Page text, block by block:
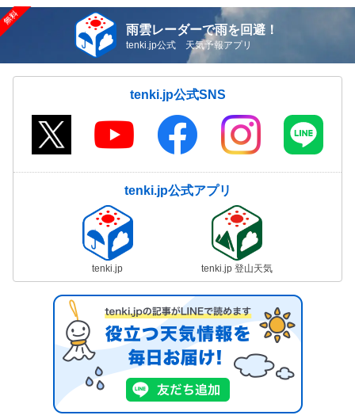
雨雲レーダーで雨を回避！
tenki.jp公式 天気予報アプリ
tenki.jp公式SNS
tenki.jp公式アプリ
tenki.jp tenki.jp 登山天気